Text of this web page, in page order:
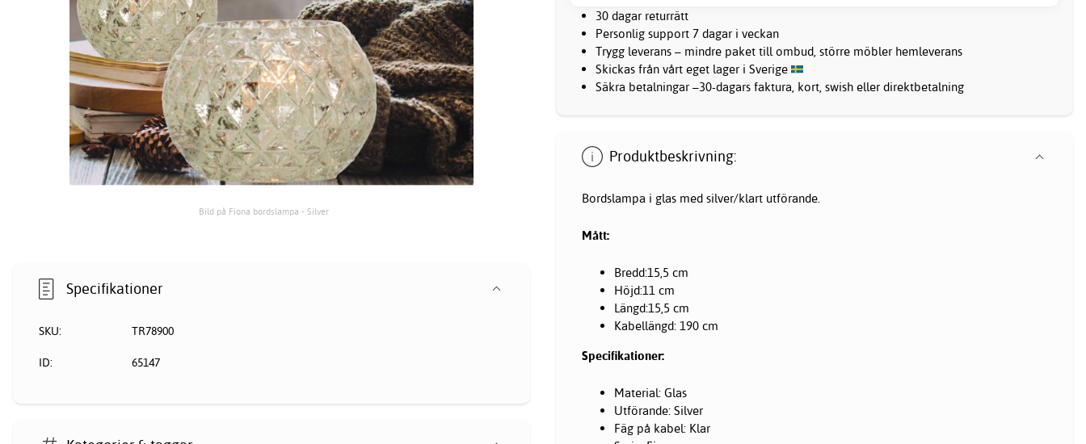
Bild på Fiona bordslampa - Silver
30 dagar returrätt
Personlig support 7 dagar i veckan
Trygg leverans – mindre paket till ombud, större möbler hemleverans
Skickas från vårt eget lager i Sverige
Säkra betalningar –30-dagars faktura, kort, swish eller direktbetalning
Produktbeskrivning:
Bordslampa i glas med silver/klart utförande.
Mått:
Bredd:15,5 cm
Höjd:11 cm
Längd:15,5 cm
Kabellängd: 190 cm
Specifikationer:
Material: Glas
Utförande: Silver
Fäg på kabel: Klar
Specifikationer
SKU: TR78900
ID: 65147